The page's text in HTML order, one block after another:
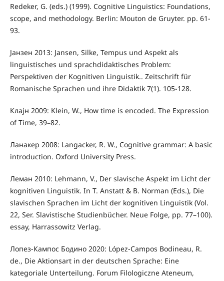
Redeker, G. (eds.) (1999). Cognitive Linguistics: Foundations,
scope, and methodology. Berlin: Mouton de Gruyter. pp. 61-
93.
Јанзен 2013: Jansen, Silke, Tempus und Aspekt als
linguistisches und sprachdidaktisches Problem:
Perspektiven der Kognitiven Linguistik.. Zeitschrift für
Romanische Sprachen und ihre Didaktik 7(1). 105-128.
Клајн 2009: Klein, W., How time is encoded. The Expression
of Time, 39–82.
Ланакер 2008: Langacker, R. W., Cognitive grammar: A basic
introduction. Oxford University Press.
Леман 2010: Lehmann, V., Der slavische Aspekt im Licht der
kognitiven Linguistik. In T. Anstatt & B. Norman (Eds.), Die
slavischen Sprachen im Licht der kognitiven Linguistik (Vol.
22, Ser. Slavistische Studienbücher. Neue Folge, pp. 77–100).
essay, Harrassowitz Verlag.
Лопез-Кампос Бодино 2020: López-Campos Bodineau, R.
de., Die Aktionsart in der deutschen Sprache: Eine
kategoriale Unterteilung. Forum Filologiczne Ateneum,